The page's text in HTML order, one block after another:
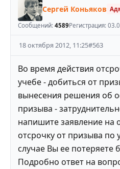
Сергей Коньяков
Сообщений: 4589Регистрация:
18 октября 2012, 11:25#563
Во время действия
учебе - добиться от
вынесения решения об
призыва -
напишите заявление на
отсрочку от призыва по
случае Вы ее потеряете
Подробно ответ на